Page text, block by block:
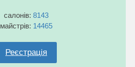
салонів: 8143
майстрів: 14465
Реєстрація